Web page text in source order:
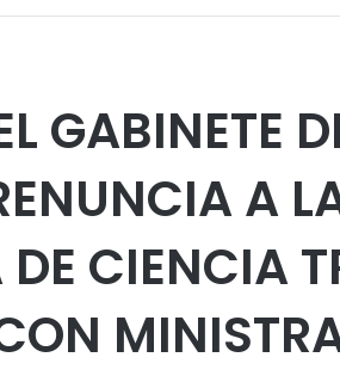
GABINETE
A
CIENCIA